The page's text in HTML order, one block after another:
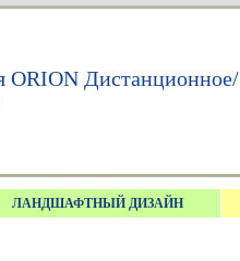
ORION Дистанционное/
ЛАНДШАФТНЫЙ ДИЗАЙН